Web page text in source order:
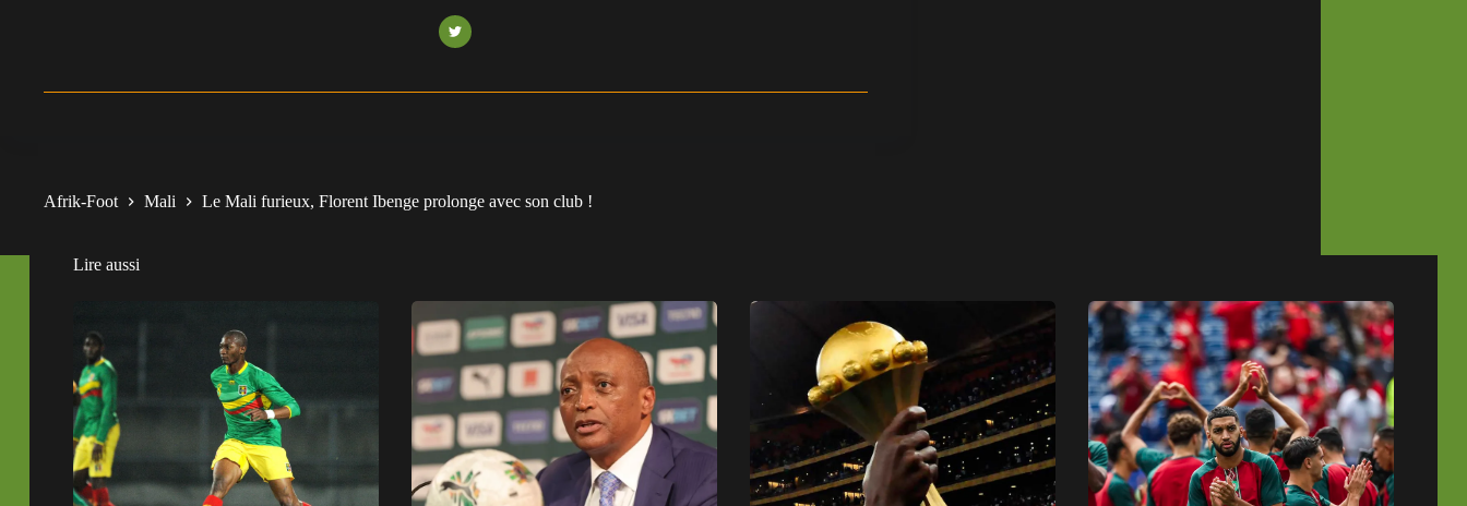
Afrik-Foot Mali Le Mali furieux, Florent Ibenge prolonge avec son club !
Lire aussi